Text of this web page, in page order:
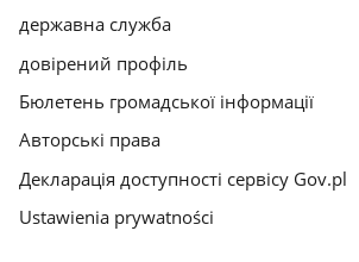
державна служба
довірений профіль
Бюлетень громадської інформації
Авторські права
Декларація доступності сервісу Gov.pl
Ustawienia prywatności